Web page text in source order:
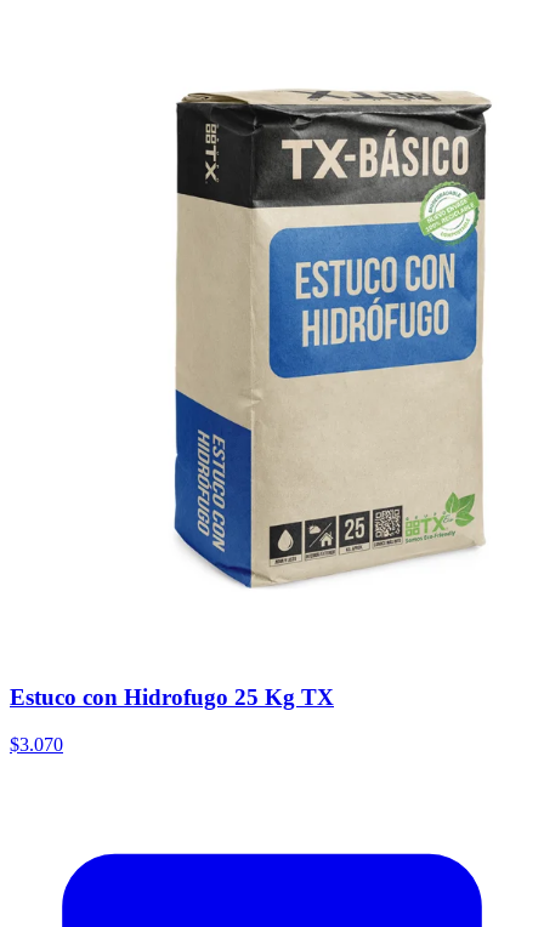
Estuco con Hidrofugo 25 Kg TX
$3.070